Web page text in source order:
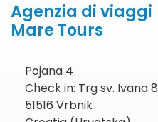
Agenzia di viaggi
Mare Tours
Pojana 4
Check in: Trg sv. Ivana 8
51516 Vrbnik